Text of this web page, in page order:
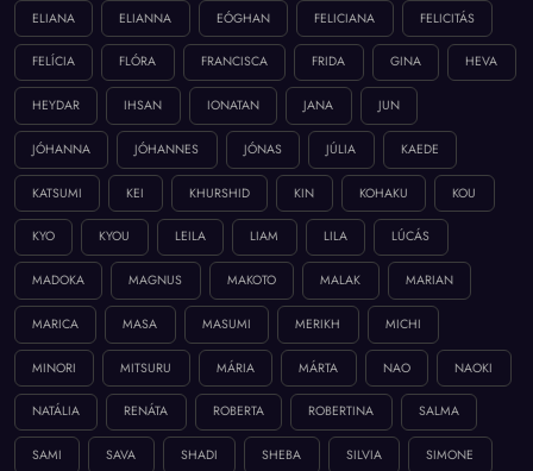
ELIANA ELIANNA EÓGHAN FELICIANA FELICITÁS
FELÍCIA FLÓRA FRANCISCA FRIDA GINA HEVA
HEYDAR IHSAN IONATAN JANA JUN
JÓHANNA JÓHANNES JÓNAS JÚLIA KAEDE
KATSUMI KEI KHURSHID KIN KOHAKU KOU
KYO KYOU LEILA LIAM LILA LÚCÁS
MADOKA MAGNUS MAKOTO MALAK MARIAN
MARICA MASA MASUMI MERIKH MICHI
MINORI MITSURU MÁRIA MÁRTA NAO NAOKI
NATÁLIA RENÁTA ROBERTA ROBERTINA SALMA
SAMI SAVA SHADI SHEBA SILVIA SIMONE